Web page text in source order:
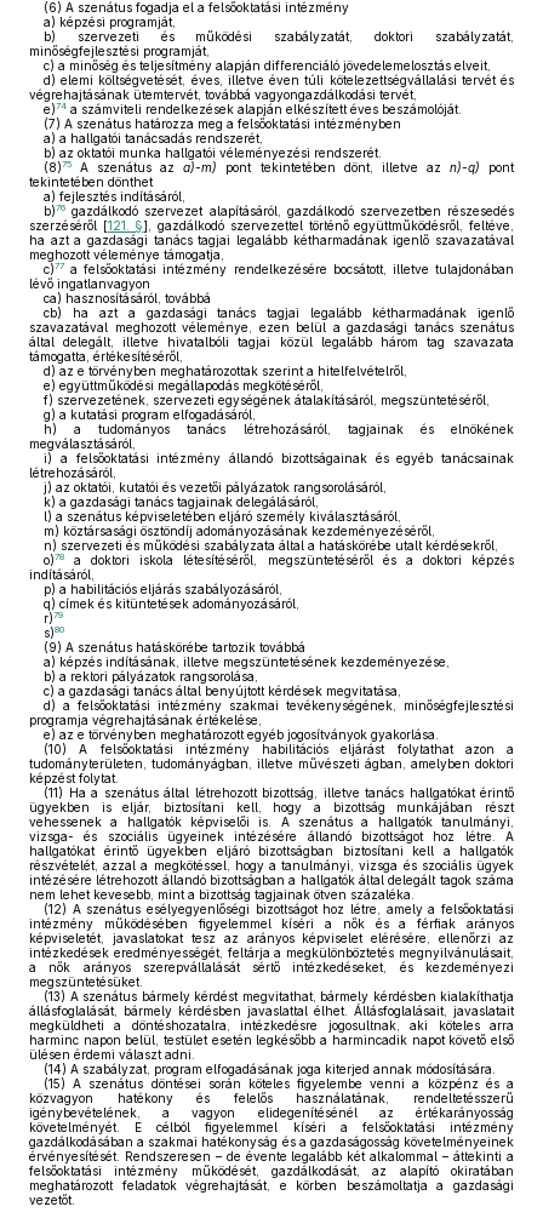
(6) A szenátus fogadja el a felsőoktatási intézmény
a) képzési programját,
b) szervezeti és működési szabályzatát, doktori szabályzatát,
minőségfejlesztési programját,
c) a minőség és teljesítmény alapján differenciáló jövedelemelosztás elveit,
d) elemi költségvetését, éves, illetve éven túli kötelezettségvállalási tervét és
végrehajtásának ütemtervét, továbbá vagyongazdálkodási tervét,
e)74 a számviteli rendelkezések alapján elkészített éves beszámolóját.
(7) A szenátus határozza meg a felsőoktatási intézményben
a) a hallgatói tanácsadás rendszerét,
b) az oktatói munka hallgatói véleményezési rendszerét.
(8)75 A szenátus aza)-m) pont tekintetében dönt, illetve az n)-q) pont
tekintetében dönthet
a) fejlesztés indításáról,
b)76 gazdálkodó szervezet alapításáról, gazdálkodó szervezetben részesedés
szerzéséről [121. §], gazdálkodó szervezettel történő együttműködésről, feltéve,
ha azt a gazdasági tanács tagjai legalább kétharmadának igenlő szavazatával
meghozott véleménye támogatja,
c)77 a felsőoktatási intézmény rendelkezésére bocsátott, illetve tulajdonában
lévő ingatlanvagyon
ca) hasznosításáról, továbbá
cb) ha azt a gazdasági tanács tagjai legalább kétharmadának igenlő
szavazatával meghozott véleménye, ezen belül a gazdasági tanács szenátus
által delegált, illetve hivatalbóli tagjai közül legalább három tag szavazata
támogatta, értékesítéséről,
d) az e törvényben meghatározottak szerint a hitelfelvételről,
e) együttműködési megállapodás megkötéséről,
f) szervezetének, szervezeti egységének átalakításáról, megszüntetéséről,
g) a kutatási program elfogadásáról,
h) a tudományos tanács létrehozásáról, tagjainak és elnökének
megválasztásáról,
i) a felsőoktatási intézmény állandó bizottságainak és egyéb tanácsainak
létrehozásáról,
j) az oktatói, kutatói és vezetői pályázatok rangsorolásáról,
k) a gazdasági tanács tagjainak delegálásáról,
l) a szenátus képviseletében eljáró személy kiválasztásáról,
m) köztársasági ösztöndíj adományozásának kezdeményezéséről,
n) szervezeti és működési szabályzata által a hatáskörébe utalt kérdésekről,
o)78
a doktori iskola létesítéséről, megszüntetéséről és a doktori képzés
indításáról,
p) a habilitációs eljárás szabályozásáról,
q) címek és kitüntetések adományozásáról,
r)79
s)80
(9) A szenátus hatáskörébe tartozik továbbá
a) képzés indításának, illetve megszüntetésének kezdeményezése,
b) a rektori pályázatok rangsorolása,
c) a gazdasági tanács által benyújtott kérdések megvitatása,
d) a felsőoktatási intézmény szakmai tevékenységének, minőségfejlesztési
programja végrehajtásának értékelése,
e) az e törvényben meghatározott egyéb jogosítványok gyakorlása.
(10) A felsőoktatási intézmény habilitációs eljárást folytathat azon a
tudományterületen, tudományágban, illetve művészeti ágban, amelyben doktori
képzést folytat.
(11) Ha a szenátus által létrehozott bizottság, illetve tanács hallgatókat érintő
ügyekben is eljár, biztosítani kell, hogy a bizottság munkájában részt
vehessenek a hallgatók képviselői is. A szenátus a hallgatók tanulmányi,
vizsga- és szociális ügyeinek intézésére állandó bizottságot hoz létre. A
hallgatókat érintő ügyekben eljáró bizottságban biztosítani kell a hallgatók
részvételét, azzal a megkötéssel, hogy a tanulmányi, vizsga és szociális ügyek
intézésére létrehozott állandó bizottságban a hallgatók által delegált tagok száma
nem lehet kevesebb, mint a bizottság tagjainak ötven százaléka.
(12) A szenátus esélyegyenlőségi bizottságot hoz létre, amely a felsőoktatási
intézmény működésében figyelemmel kíséri a nők és a férfiak arányos
képviseletét, javaslatokat tesz az arányos képviselet elérésére, ellenőrzi az
intézkedések eredményességét, feltárja a megkülönböztetés megnyilvánulásait,
a nők arányos szerepvállalását sértő intézkedéseket, és kezdeményezi
megszüntetésüket.
(13) A szenátus bármely kérdést megvitathat, bármely kérdésben kialakíthatja
állásfoglalását, bármely kérdésben javaslattal élhet. Állásfoglalásait, javaslatait
megküldheti a döntéshozatalra, intézkedésre jogosultnak, aki köteles arra
harminc napon belül, testület esetén legkésőbb a harmincadik napot követő első
ülésen érdemi választ adni.
(14) A szabályzat, program elfogadásának joga kiterjed annak módosítására.
(15) A szenátus döntései során köteles figyelembe venni a közpénz és a
közvagyon hatékony és felelős használatának, rendeltetésszerű
igénybevételének, a vagyon elidegenítésénél az értékarányosság
követelményét. E célból figyelemmel kíséri a felsőoktatási intézmény
gazdálkodásában a szakmai hatékonyság és a gazdaságosság követelményeinek
érvényesítését. Rendszeresen – de évente legalább két alkalommal – áttekinti a
felsőoktatási intézmény működését, gazdálkodását, az alapító okiratában
meghatározott feladatok végrehajtását, e körben beszámoltatja a gazdasági
vezetőt.